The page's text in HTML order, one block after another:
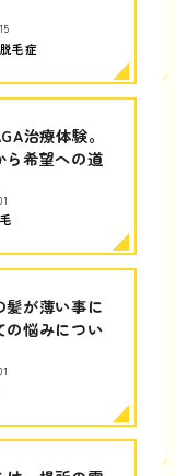
毛症
治療体験。
ら希望への道
髪が薄い事に
の悩みについ